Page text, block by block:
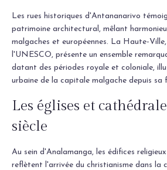
Les rues historiques d'Antananarivo
patrimoine architectural, mêlant
malgaches et européennes. La Haute-
l'UNESCO, présente un ensemble
datant des périodes royale et coloniale,
urbaine de la capitale malgache depuis sa
Les églises et
siècle
Au sein d'Analamanga, les édifices
reflètent l'arrivée du christianisme dans la